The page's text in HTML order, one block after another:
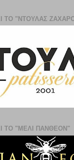
ΤΟ "ΝΤΟΥΛΑΣ
ΤΟ "ΜΕΛΙ ΠΑΝΘΕΟΝ"